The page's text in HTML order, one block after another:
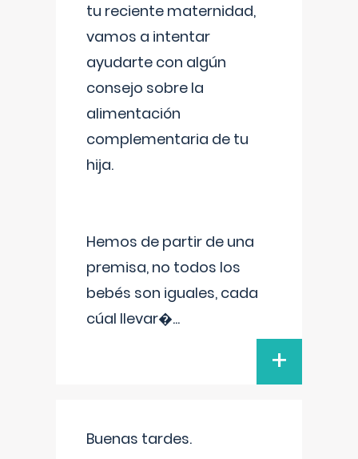
tu reciente maternidad,
vamos a intentar
ayudarte con algún
consejo sobre la
alimentación
complementaria de tu
hija.
Hemos de partir de una
premisa, no todos los
bebés son iguales, cada
cúal llevar�...
+
Buenas tardes.